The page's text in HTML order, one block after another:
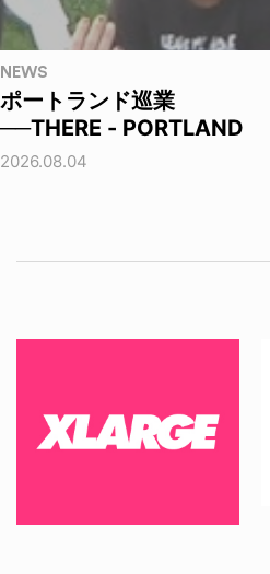
NEWS
ポートランド巡業
──THERE - PORTLAND
2026.08.04